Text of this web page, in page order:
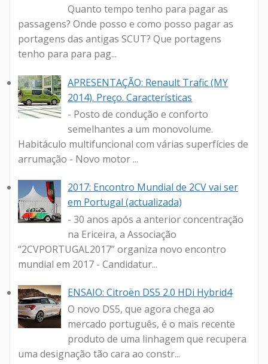
Quanto tempo tenho para pagar as
passagens? Onde posso e como posso pagar as
portagens das antigas SCUT? Que portagens
tenho para para pag...
APRESENTAÇÃO: Renault Trafic (MY
2014). Preço. Características
- Posto de condução e conforto
semelhantes a um monovolume.
Habitáculo multifuncional com várias superfícies de
arrumação - Novo motor ...
2017: Encontro Mundial de 2CV vai ser
em Portugal (actualizada)
- 30 anos após a anterior concentração
na Ericeira, a Associação
“2CVPORTUGAL2017” organiza novo encontro
mundial em 2017 - Candidatur...
ENSAIO: Citroën DS5 2.0 HDi Hybrid4
O novo DS5, que agora chega ao
mercado português, é o mais recente
produto de uma linhagem que recupera
uma designação tão cara ao constr...